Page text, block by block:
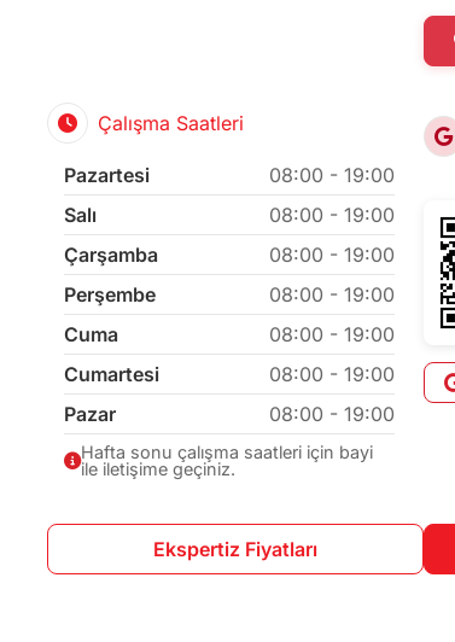
Çalışma Saatleri
Pazartesi
08:00 - 19:00
Salı
08:00 - 19:00
Çarşamba
08:00 - 19:00
Perşembe
08:00 - 19:00
Cuma
08:00 - 19:00
Cumartesi
08:00 - 19:00
Pazar
08:00 - 19:00
Hafta sonu çalışma saatleri için bayi
ile iletişime geçiniz.
Ekspertiz Fiyatları